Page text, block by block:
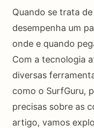
Quando se trata
desempenha um
onde e quando
Com a tecnologia
diversas
como o SurfGuru,
precisas sobre as
artigo, vamos